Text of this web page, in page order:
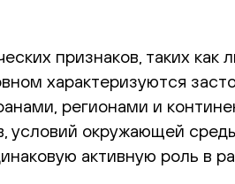
признаков, таких как
характеризуются
регионами и
условий окружающей
активную роль в